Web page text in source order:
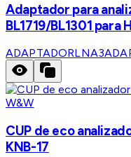
Adaptador para
BL1719/BL1301
ADAPTADORLNA3
W&W
CUP de eco
KNB-17